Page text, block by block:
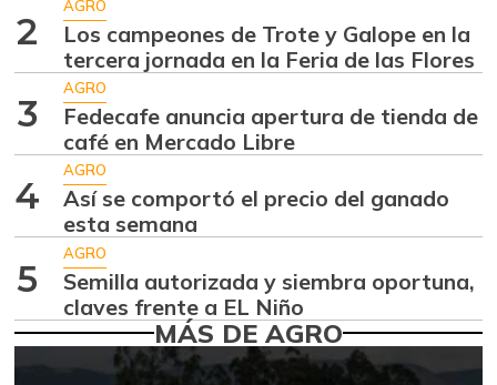
papelillo
07/25/2026
$ 8.366,30
-1,18%
Ahuyama
07/25/2026
$ 1.634,56
07/25/2026
$ 1.672,87
+7,50%
07/25/2026 -2,18%
Ají dulce
01/17/2015
$ 2.880,14
+4,83%
2
AGRO
Los campeones de Trote y Galope en la
tercera jornada en la Feria de las Flores
3
AGRO
Fedecafe anuncia apertura de tienda de
café en Mercado Libre
4
AGRO
Así se comportó el precio del ganado
esta semana
5
AGRO
Semilla autorizada y siembra oportuna,
claves frente a EL Niño
MÁS DE AGRO